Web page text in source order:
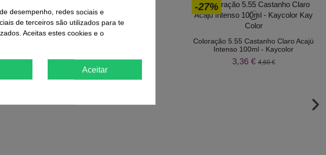
- 6mm /
-35%
Taça Coloração
0,98 €
-27%
Coloração 5.55 Castanho Claro Acajú
Intenso 100ml - Kaycolor
3,36 €4,60 €
desempenho, redes sociais e
de terceiros são utilizados para te
Aceitas estes cookies e o
Aceitar